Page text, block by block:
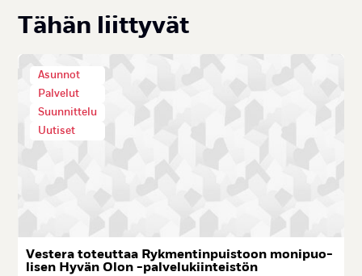
Tä­hän liit­ty­vät
Asunnot
Palvelut
Suunnittelu
Uutiset
Ves­te­ra to­teut­taa Ryk­men­tin­puis­toon mo­ni­puo­
li­sen Hy­vän Olon -pal­ve­lu­kiin­teis­tön